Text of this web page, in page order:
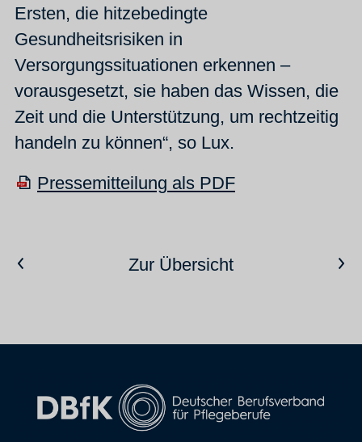
Ersten, die hitzebedingte
Gesundheitsrisiken in
Versorgungssituationen erkennen –
vorausgesetzt, sie haben das Wissen, die
Zeit und die Unterstützung, um rechtzeitig
handeln zu können“, so Lux.
Pressemitteilung als PDF
Vorheriger ArtikelZur ÜbersichtNächster Artikel